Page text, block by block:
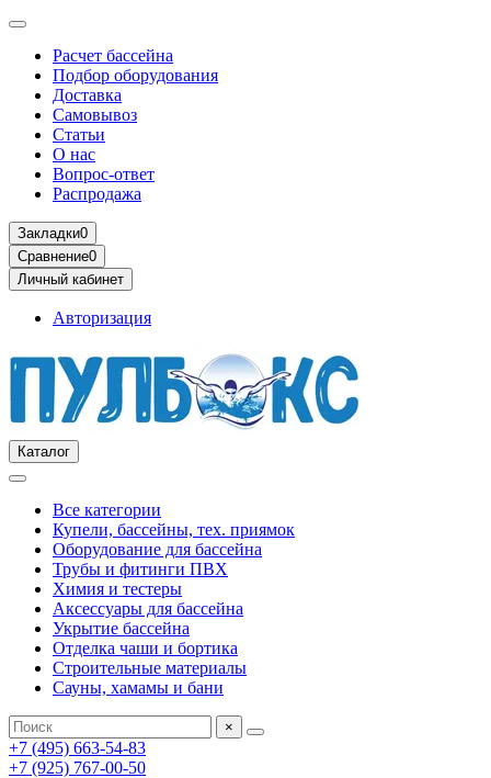
Расчет бассейна
Подбор оборудования
Доставка
Самовывоз
Статьи
О нас
Вопрос-ответ
Распродажа
Закладки0
Сравнение0
Личный кабинет
Авторизация
Каталог
Все категории
Купели, бассейны, тех. приямок
Оборудование для бассейна
Трубы и фитинги ПВХ
Химия и тестеры
Аксессуары для бассейна
Укрытие бассейна
Отделка чаши и бортика
Строительные материалы
Сауны, хамамы и бани
×
+7 (495) 663-54-83
+7 (925) 767-00-50